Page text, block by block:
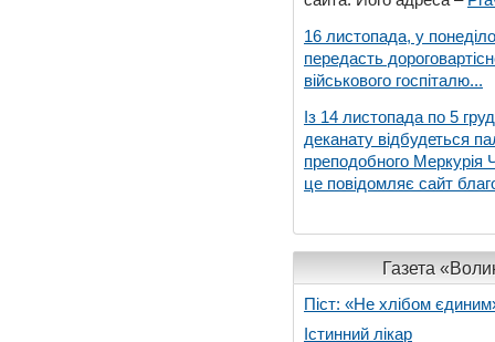
16 листопада, у
передасть
військового госпіталю...
Із 14 листопада по 5
деканату відбудеться
преподобного Меркурія
це повідомляє сайт
Газета
Піст: «Не хлібом
Істинний лікар